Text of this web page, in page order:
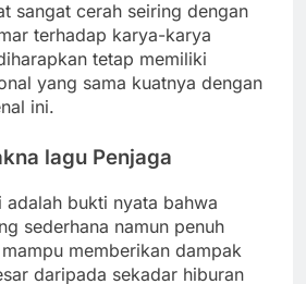
sangat cerah seiring dengan
terhadap karya-karya
tetap memiliki
yang sama kuatnya dengan
ini.
lagu Penjaga
adalah bukti nyata bahwa
sederhana namun penuh
memberikan dampak
daripada sekadar hiburan